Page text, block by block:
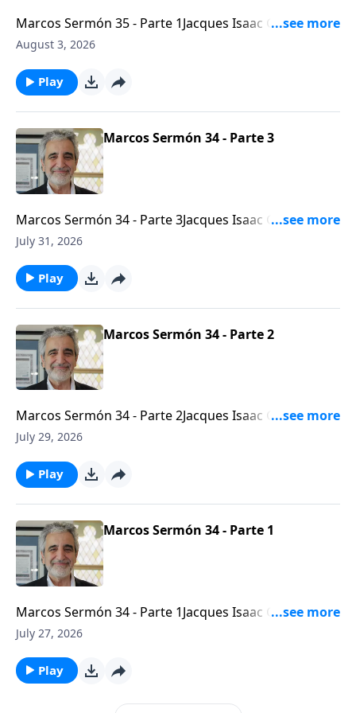
Marcos Sermón 35 - Parte 1Jacques Isaac Gabizon -
Líder mesiánico de la Congregación Beth
August 3, 2026
Play
Marcos Sermón 34 - Parte 3
Marcos Sermón 34 - Parte 3Jacques Isaac Gabizon -
Líder mesiánico de la Congregación Beth
July 31, 2026
Play
Marcos Sermón 34 - Parte 2
Marcos Sermón 34 - Parte 2Jacques Isaac Gabizon -
Líder mesiánico de la Congregación Beth
July 29, 2026
Play
Marcos Sermón 34 - Parte 1
Marcos Sermón 34 - Parte 1Jacques Isaac Gabizon -
Líder mesiánico de la Congregación Beth
July 27, 2026
Play